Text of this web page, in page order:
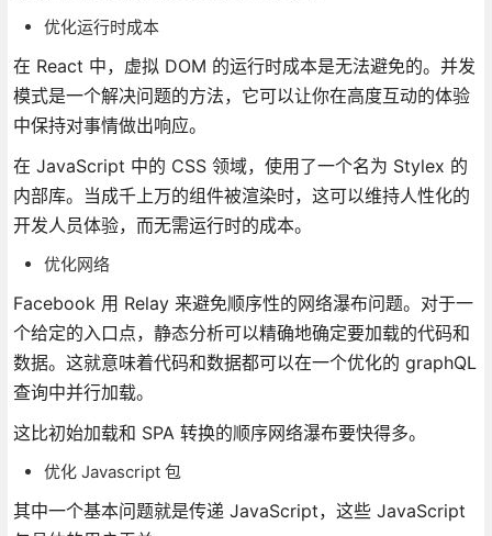
优化运行时成本
在 React 中，虚拟 DOM 的运行时成本是无法避免的。并发
模式是一个解决问题的方法，它可以让你在高度互动的体验
中保持对事情做出响应。
在 JavaScript 中的 CSS 领域，使用了一个名为 Stylex 的
内部库。当成千上万的组件被渲染时，这可以维持人性化的
开发人员体验，而无需运行时的成本。
优化网络
Facebook 用 Relay 来避免顺序性的网络瀑布问题。对于一
个给定的入口点，静态分析可以精确地确定要加载的代码和
数据。这就意味着代码和数据都可以在一个优化的 graphQL
查询中并行加载。
这比初始加载和 SPA 转换的顺序网络瀑布要快得多。
优化 Javascript 包
其中一个基本问题就是传递 JavaScript，这些 JavaScript